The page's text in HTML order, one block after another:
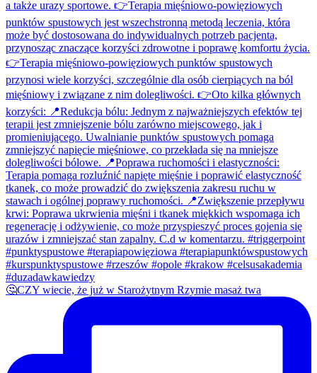
🤔CZY wiecie, że już w Starożytnym Rzymie masaż twa